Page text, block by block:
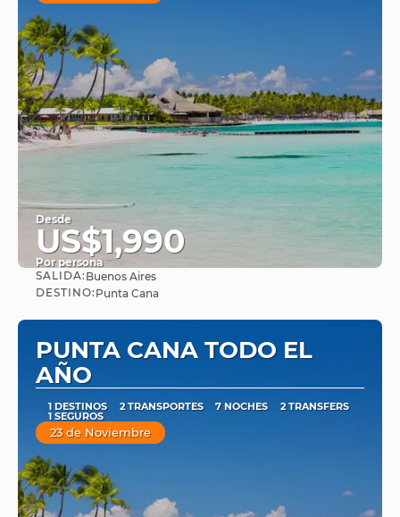
Desde
US$1,990
Por persona
SALIDA: Buenos Aires
DESTINO: Punta Cana
PUNTA CANA TODO EL
AÑO
1 DESTINOS 2 TRANSPORTES 7 NOCHES 2 TRANSFERS
1 SEGUROS
23 de Noviembre